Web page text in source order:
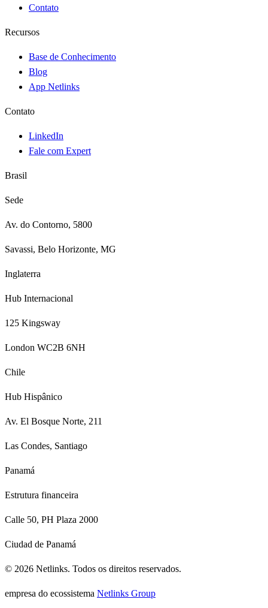
Contato
Recursos
Base de Conhecimento
Blog
App Netlinks
Contato
LinkedIn
Fale com Expert
Brasil
Sede
Av. do Contorno, 5800
Savassi, Belo Horizonte, MG
Inglaterra
Hub Internacional
125 Kingsway
London WC2B 6NH
Chile
Hub Hispânico
Av. El Bosque Norte, 211
Las Condes, Santiago
Panamá
Estrutura financeira
Calle 50, PH Plaza 2000
Ciudad de Panamá
© 2026 Netlinks. Todos os direitos reservados.
empresa do ecossistema Netlinks Group